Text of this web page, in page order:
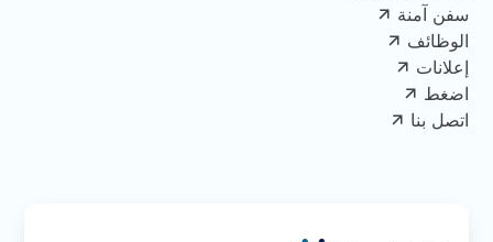
سفن آمنة
الوظائف
إعلانات
اضغط
اتصل بنا